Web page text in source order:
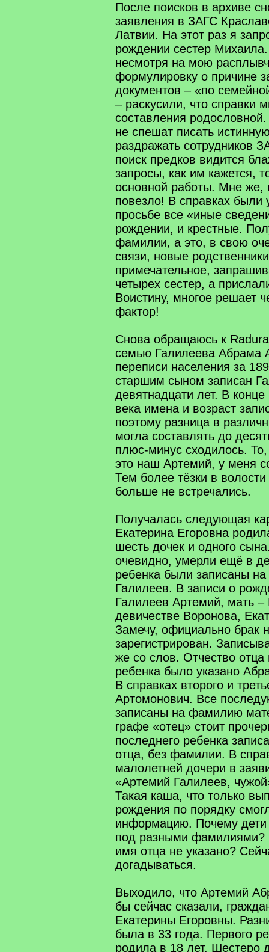
После поисков в архиве
заявления в ЗАГС
Латвии. На этот раз я
рождении сестер
несмотря на мою
формулировку о причине
документов – «по
– раскусили, что справки
составления родословной.
не спешат писать
раздражать сотрудников
поиск предков видится
запросы, как им кажется,
основной работы. Мне же,
повезло! В справках были
просьбе все «иные
рождении, и крестные.
фамилии, а это, в свою
связи, новые
примечательное,
четырех сестер, а
Воистину, многое решает
фактор!
Снова обращаюсь к
семью Галилеева Абрама
переписи населения за
старшим сыном записан
девятнадцати лет. В
века имена и возраст
поэтому разница в
могла составлять до
плюс-минус сходилось.
это наш Артемий, у меня
Тем более тёзки в
больше не встречались.
Получалась следующая
Екатерина Егоровна
шесть дочек и одного
очевидно, умерли ещё в
ребенка были записаны
Галилеев. В записи о
Галилеев Артемий, мать –
девичестве Воронова,
Замечу, официально брак
зарегистрирован.
же со слов. Отчество отца
ребенка было указано
В справках второго и
Артомонович. Все
записаны на фамилию
графе «отец» стоит
последнего ребенка
отца, без фамилии. В
малолетней дочери в
«Артемий Галилеев,
Такая каша, что только
рождения по порядку
информацию. Почему дети
под разными фамилиями?
имя отца не указано?
догадываться.
Выходило, что Артемий
бы сейчас сказали,
Екатерины Егоровны.
была в 33 года. Первого
родила в 18 лет. Шестеро